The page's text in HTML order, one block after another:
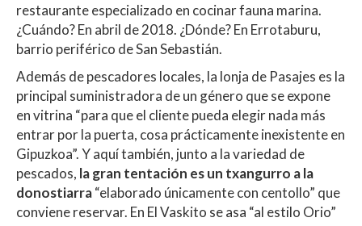
restaurante especializado en cocinar fauna marina.
¿Cuándo? En abril de 2018. ¿Dónde? En Errotaburu,
barrio periférico de San Sebastián.
Además de pescadores locales, la lonja de Pasajes es la
principal suministradora de un género que se expone
en vitrina “para que el cliente pueda elegir nada más
entrar por la puerta, cosa prácticamente inexistente en
Gipuzkoa”. Y aquí también, junto a la variedad de
pescados, la gran tentación es un txangurro a la
donostiarra“elaborado únicamente con centollo” que
conviene reservar. En El Vaskito se asa “al estilo Orio”